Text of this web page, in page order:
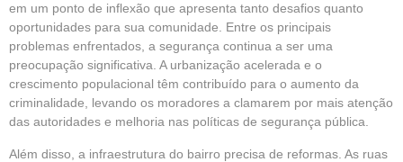
em um ponto de inflexão que apresenta tanto desafios quanto
oportunidades para sua comunidade. Entre os principais
problemas enfrentados, a segurança continua a ser uma
preocupação significativa. A urbanização acelerada e o
crescimento populacional têm contribuído para o aumento da
criminalidade, levando os moradores a clamarem por mais atenção
das autoridades e melhoria nas políticas de segurança pública.
Além disso, a infraestrutura do bairro precisa de reformas. As ruas